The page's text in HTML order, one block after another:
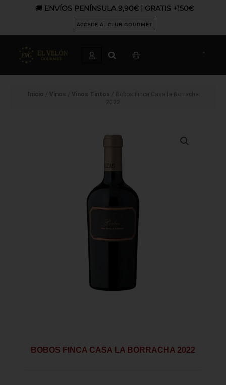
🚚 ENVÍOS PENÍNSULA 9,90€ | GRATIS +150€
ACCEDE AL CLUB GOURMET
CART
Inicio Vinos Vinos Tintos
/ Bobos Finca Casa la Borracha
2022
BOBOS FINCA CASA LA BORRACHA 2022